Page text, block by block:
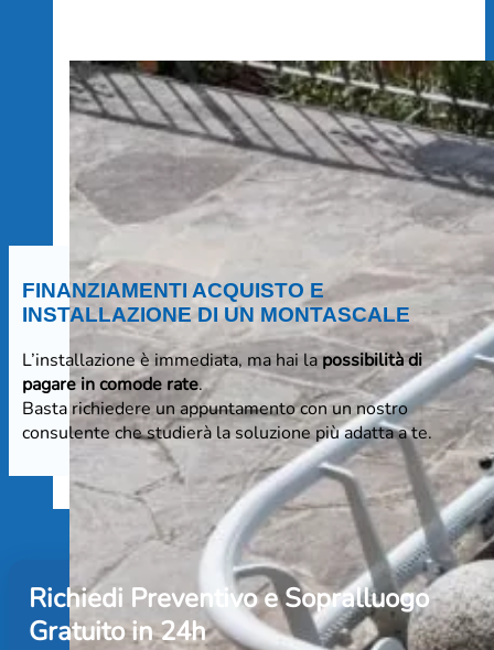
FINANZIAMENTI ACQUISTO E
INSTALLAZIONE DI UN MONTASCALE
L’installazione è immediata, ma hai lapossibilità di
pagare in comode rate.
Basta richiedere un appuntamento con un nostro
consulente che studierà la soluzione più adatta a te.
Richiedi Preventivo e Sopralluogo
Gratuito in 24h